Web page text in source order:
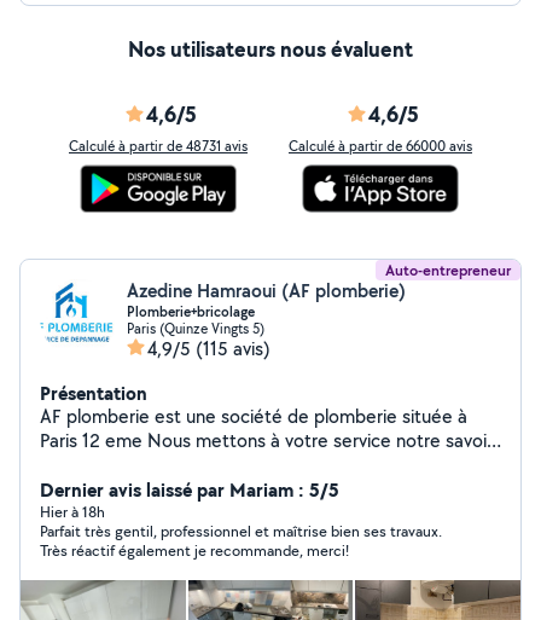
Nos utilisateurs nous évaluent
4,6/5
Calculé à partir de 48731 avis
4,6/5
Calculé à partir de 66000 avis
Auto-entrepreneur
Azedine Hamraoui (AF plomberie)
Plomberie+bricolage
Paris (Quinze Vingts 5)
4,9/5 (115 avis)
Présentation
AF plomberie est une société de plomberie située à
Paris 12 eme Nous mettons à votre service notre savoir-
installation, dépannage et entretien de plomberie. Nos
prestations couvrent : Réparation de fuites d'eau
Installation et entretien de chauffe-eau Rénovation de
salle de bain Débouchage de canalisations ️ Dépannage
rapide et urgent Pourquoi nous choisir ? Intervention
rapide et soignée Devis clair et transparent Artisan de
Dernier avis laissé par Mariam : 5/5
Hier à 18h
Parfait très gentil, professionnel et maîtrise bien ses travaux.
Très réactif également je recommande, merci!